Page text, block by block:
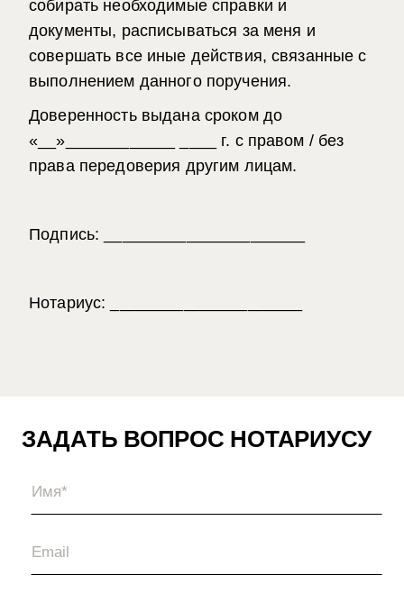
собирать необходимые справки и
документы, расписываться за меня и
совершать все иные действия, связанные с
выполнением данного поручения.
Доверенность выдана сроком до
«__»____________ ____ г. с правом / без
права передоверия другим лицам.
Подпись: ______________________
Нотариус: _____________________
ЗАДАТЬ ВОПРОС НОТАРИУСУ